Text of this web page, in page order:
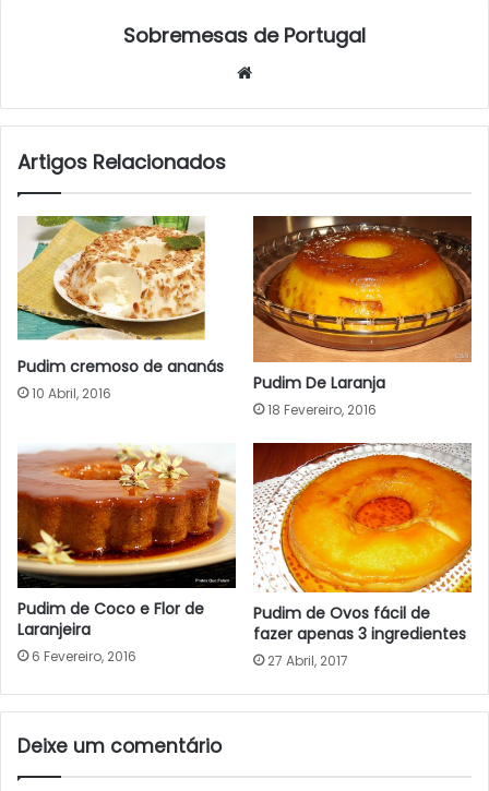
Sobremesas de Portugal
Artigos Relacionados
Pudim cremoso de ananás
10 Abril, 2016 Pudim De Laranja
18 Fevereiro, 2016
Pudim de Coco e Flor de
Laranjeira
6 Fevereiro, 2016
Pudim de Ovos fácil de
fazer apenas 3 ingredientes
27 Abril, 2017
Deixe um comentário